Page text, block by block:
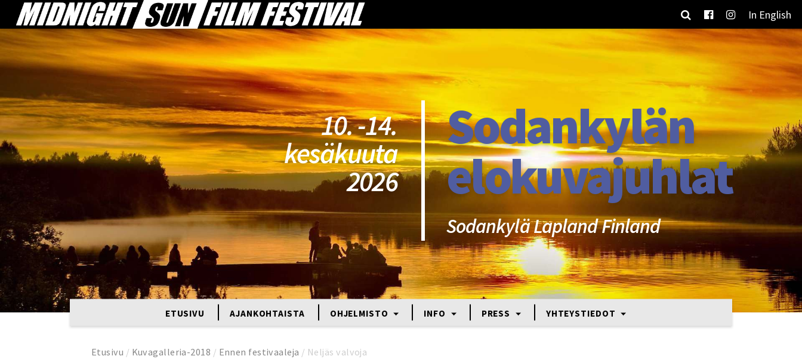
In English
10. -14.
kesäkuuta
2026
Sodankylän
elokuvajuhlat
Sodankylä Lapland Finland
ETUSIVU AJANKOHTAISTA OHJELMISTO INFO PRESS YHTEYSTIEDOT
Etusivu / Kuvagalleria-2018 / Ennen festivaaleja / Neljäs valvoja